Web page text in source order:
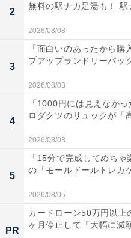
2
無料の駅ナカ足湯も！ 駅
2026/08/08
3
「面白いのあったから購
プアップランドリーバッ
2026/08/03
4
「1000円には見えなか
ロダクツのリュックが「
2026/08/03
5
「15分で完成してめち
の「モールドールトレカ
2026/08/05
PR
カードローン50万円以上
ヶ月停止して『大幅に減